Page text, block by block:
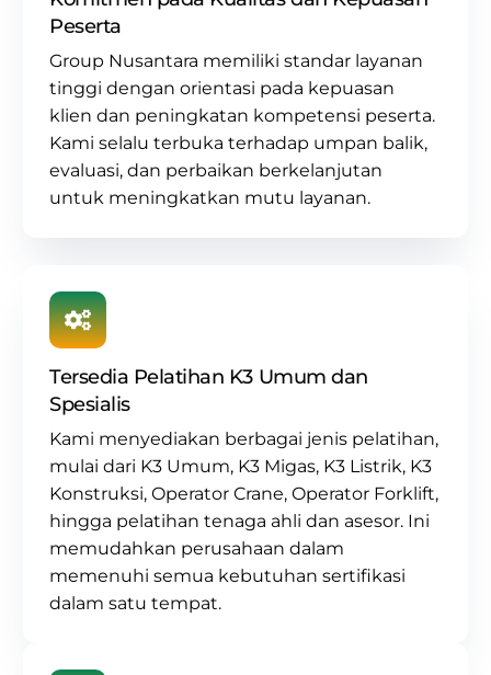
Peserta
Group Nusantara memiliki standar layanan
tinggi dengan orientasi pada kepuasan
klien dan peningkatan kompetensi peserta.
Kami selalu terbuka terhadap umpan balik,
evaluasi, dan perbaikan berkelanjutan
untuk meningkatkan mutu layanan.
Tersedia Pelatihan K3 Umum dan
Spesialis
Kami menyediakan berbagai jenis pelatihan,
mulai dari K3 Umum, K3 Migas, K3 Listrik, K3
Konstruksi,Operator Crane, Operator Forklift,
hingga pelatihan tenaga ahli dan asesor. Ini
memudahkan perusahaan dalam
memenuhi semua kebutuhan sertifikasi
dalam satu tempat.